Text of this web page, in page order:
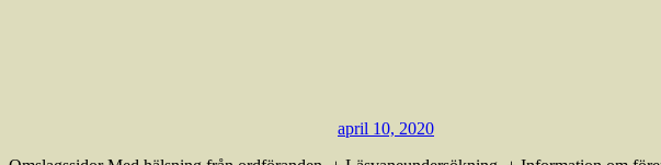
april 10, 2020